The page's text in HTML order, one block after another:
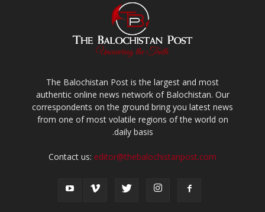
The Balochistan Post is the largest and most
authentic online news network of Balochistan. Our
correspondents on the ground bring you latest news
from one of most volatile regions of the world on
daily basis.
Contact us: editor@thebalochistanpost.com